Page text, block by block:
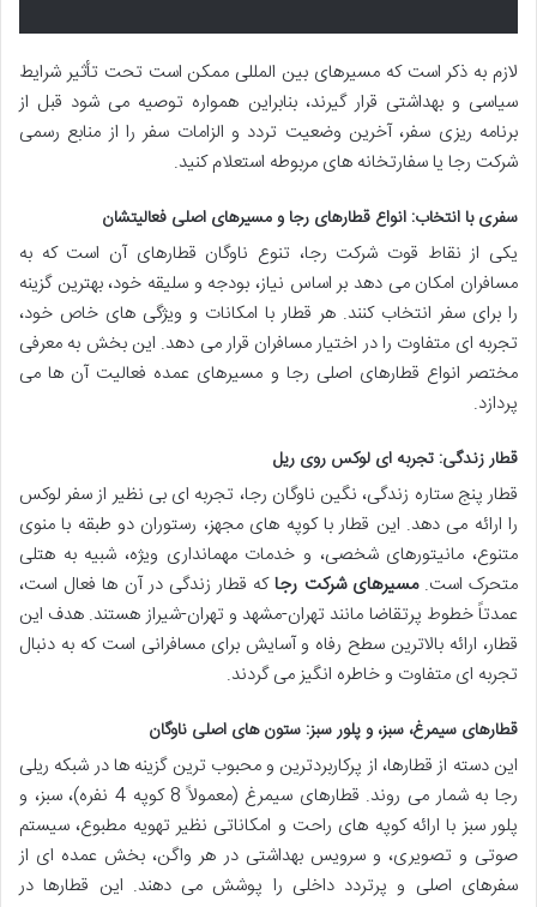
لازم به ذکر است که مسیرهای بین المللی ممکن است تحت تأثیر شرایط
سیاسی و بهداشتی قرار گیرند، بنابراین همواره توصیه می شود قبل از
برنامه ریزی سفر، آخرین وضعیت تردد و الزامات سفر را از منابع رسمی
شرکت رجا یا سفارتخانه های مربوطه استعلام کنید.
سفری با انتخاب: انواع قطارهای رجا و مسیرهای اصلی فعالیتشان
یکی از نقاط قوت شرکت رجا، تنوع ناوگان قطارهای آن است که به
مسافران امکان می دهد بر اساس نیاز، بودجه و سلیقه خود، بهترین گزینه
را برای سفر انتخاب کنند. هر قطار با امکانات و ویژگی های خاص خود،
تجربه ای متفاوت را در اختیار مسافران قرار می دهد. این بخش به معرفی
مختصر انواع قطارهای اصلی رجا و مسیرهای عمده فعالیت آن ها می
پردازد.
قطار زندگی: تجربه ای لوکس روی ریل
قطار پنج ستاره زندگی، نگین ناوگان رجا، تجربه ای بی نظیر از سفر لوکس
را ارائه می دهد. این قطار با کوپه های مجهز، رستوران دو طبقه با منوی
متنوع، مانیتورهای شخصی، و خدمات مهمانداری ویژه، شبیه به هتلی
متحرک است.مسیرهای شرکت رجاکه قطار زندگی در آن ها فعال است،
عمدتاً خطوط پرتقاضا مانند تهران-مشهد و تهران-شیراز هستند. هدف این
قطار، ارائه بالاترین سطح رفاه و آسایش برای مسافرانی است که به دنبال
تجربه ای متفاوت و خاطره انگیز می گردند.
قطارهای سیمرغ، سبز، و پلور سبز: ستون های اصلی ناوگان
این دسته از قطارها، از پرکاربردترین و محبوب ترین گزینه ها در شبکه ریلی
رجا به شمار می روند. قطارهای سیمرغ (معمولاً 8 کوپه 4 نفره)، سبز، و
پلور سبز با ارائه کوپه های راحت و امکاناتی نظیر تهویه مطبوع، سیستم
صوتی و تصویری، و سرویس بهداشتی در هر واگن، بخش عمده ای از
سفرهای اصلی و پرتردد داخلی را پوشش می دهند. این قطارها در